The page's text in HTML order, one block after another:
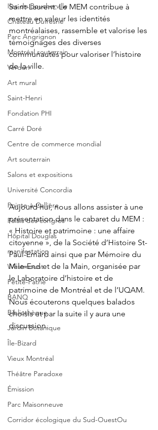
Iles de Boucherville
Château Dufresne
Parc Angrignon
Montréal souterrain
Verdun
Art mural
Saint-Henri
Fondation PHI
Carré Doré
Centre de commerce mondial
Art souterrain
Salons et expositions
Université Concordia
Pointe-à-Callière.
Palais des congrès
Hôpital Douglas
manifestation
Westmount
Petite-Patrie
BANQ
Bibliothèque
Jardin Botanique
Île-Bizard
Vieux Montréal
Théâtre Paradoxe
Émission
Parc Maisonneuve
Corridor écologique du Sud-OuestOu
Saint-Laurent. Le MEM contribue à
mettre en valeur les identités
montréalaises, rassemble et valorise les
témoignages des diverses
communautés pour valoriser l’histoire
de la ville.
Aujourd’hui, nous allons assister à une
présentation dans le cabaret du MEM :
« Histoire et patrimoine : une affaire
citoyenne », de la Société d’Histoire St-
Paul-Emard ainsi que par Mémoire du
Mile-End et de la Main, organisée par
le Laboratoire d’histoire et de
patrimoine de Montréal et de l’UQAM.
Nous écouterons quelques balados
choisis et par la suite il y aura une
discussion.